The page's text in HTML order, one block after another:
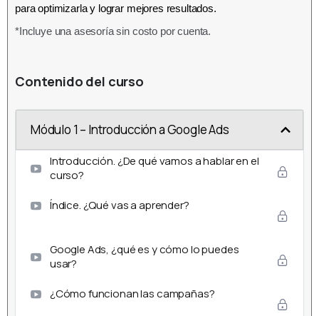
para optimizarla y lograr mejores resultados.
*Incluye una asesoría sin costo por cuenta.
Contenido del curso
Módulo 1 – Introducción a Google Ads
Introducción. ¿De qué vamos a hablar en el
curso?
Índice. ¿Qué vas a aprender?
Google Ads, ¿qué es y cómo lo puedes
usar?
¿Cómo funcionan las campañas?